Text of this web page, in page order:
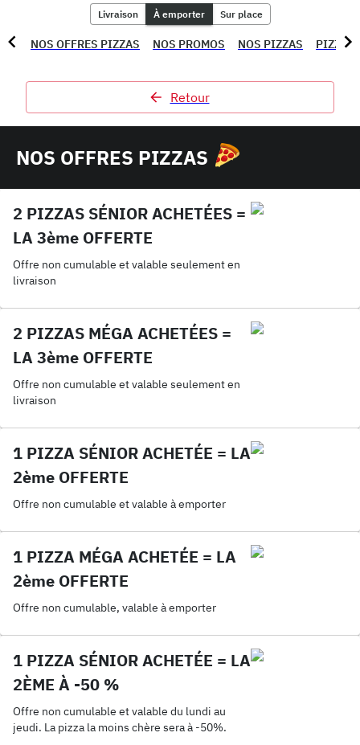
NOS OFFRES PIZZAS NOS PROMOS NOS PIZZAS PIZZAS
Livraison À emporter Sur place
Retour
NOS OFFRES PIZZAS
2 PIZZAS SÉNIOR ACHETÉES =
LA 3ème OFFERTE
Offre non cumulable et valable seulement en
livraison
2 PIZZAS MÉGA ACHETÉES =
LA 3ème OFFERTE
Offre non cumulable et valable seulement en
livraison
1 PIZZA SÉNIOR ACHETÉE = LA
2ème OFFERTE
Offre non cumulable et valable à emporter
1 PIZZA MÉGA ACHETÉE = LA
2ème OFFERTE
Offre non cumulable, valable à emporter
1 PIZZA SÉNIOR ACHETÉE = LA
2ÈME À -50 %
Offre non cumulable et valable du lundi au
jeudi. La pizza la moins chère sera à -50%.